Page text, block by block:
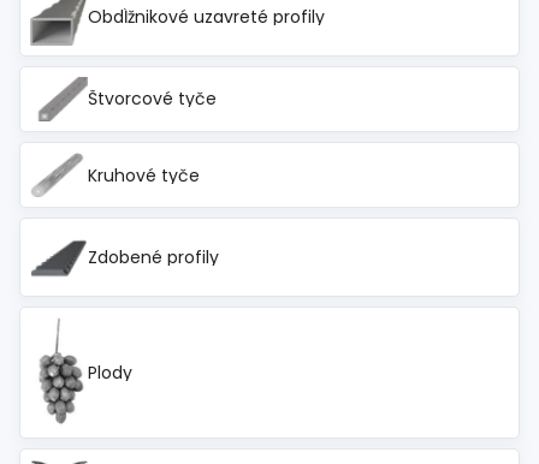
Obdĺžnikové uzavreté profily
Štvorcové tyče
Kruhové tyče
Zdobené profily
Plody